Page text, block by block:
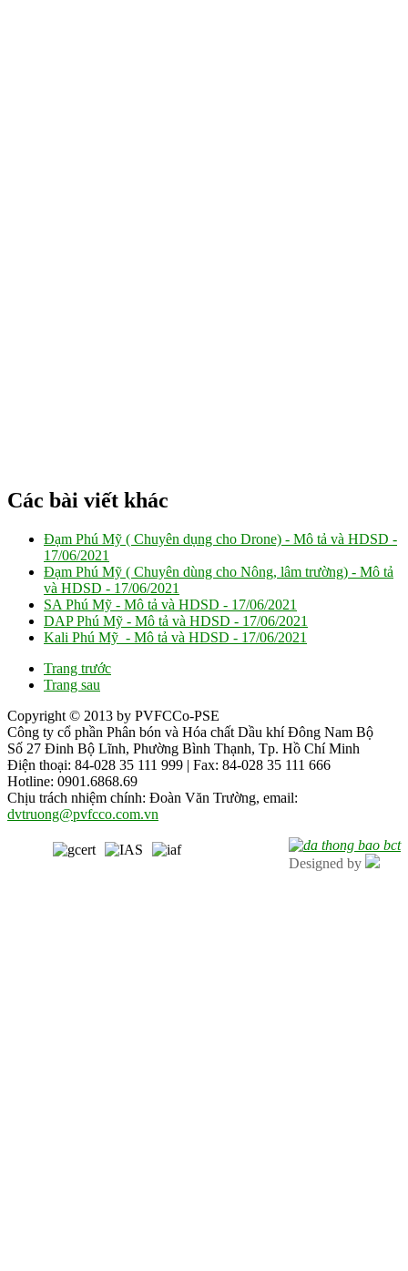
Các bài viết khác
Đạm Phú Mỹ ( Chuyên dụng cho Drone) - Mô tả và HDSD -
17/06/2021
Đạm Phú Mỹ ( Chuyên dùng cho Nông, lâm trường) - Mô tả
và HDSD - 17/06/2021
SA Phú Mỹ - Mô tả và HDSD - 17/06/2021
DAP Phú Mỹ - Mô tả và HDSD - 17/06/2021
Kali Phú Mỹ - Mô tả và HDSD - 17/06/2021
Trang trước
Trang sau
Copyright © 2013 by PVFCCo-PSE
Công ty cổ phần Phân bón và Hóa chất Dầu khí Đông Nam Bộ
Số 27 Đinh Bộ Lĩnh, Phường Bình Thạnh, Tp. Hồ Chí Minh
Điện thoại: 84-028 35 111 999 | Fax: 84-028 35 111 666
Hotline: 0901.6868.69
Chịu trách nhiệm chính: Đoàn Văn Trường, email:
dvtruong@pvfcco.com.vn
Designed by